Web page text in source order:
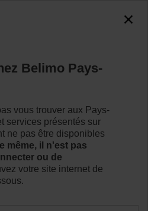
produits
Belimo Pays-
vous trouver aux Pays-
services présentés sur
ne pas être disponibles
même, il n'est pas
ou de
votre site internet de